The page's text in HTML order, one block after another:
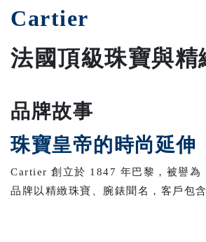
Cartier
法國頂級珠寶與
品牌故事
珠寶皇帝的時尚延伸
Cartier 創立於 1847 年巴黎，被譽為
品牌以精緻珠寶、腕錶聞名，客戶包